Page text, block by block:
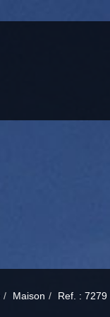
Maison Ref. : 7279